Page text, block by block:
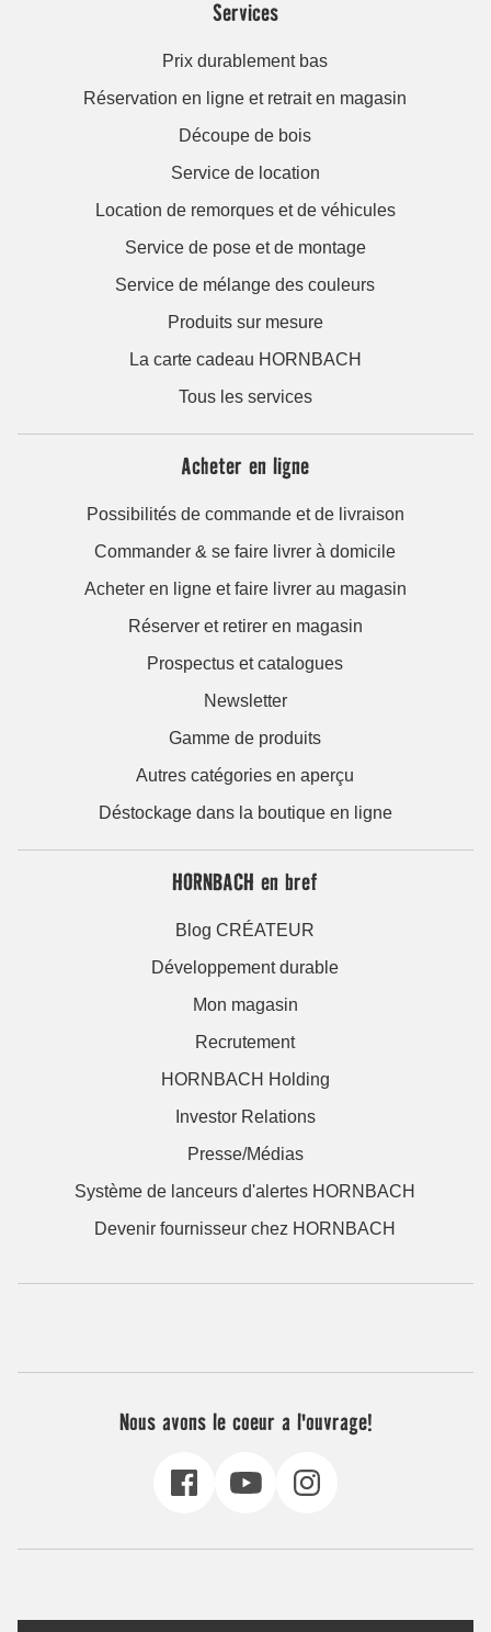
Services
Prix durablement bas
Réservation en ligne et retrait en magasin
Découpe de bois
Service de location
Location de remorques et de véhicules
Service de pose et de montage
Service de mélange des couleurs
Produits sur mesure
La carte cadeau HORNBACH
Tous les services
Acheter en ligne
Possibilités de commande et de livraison
Commander & se faire livrer à domicile
Acheter en ligne et faire livrer au magasin
Réserver et retirer en magasin
Prospectus et catalogues
Newsletter
Gamme de produits
Autres catégories en aperçu
Déstockage dans la boutique en ligne
HORNBACH en bref
Blog CRÉATEUR
Développement durable
Mon magasin
Recrutement
HORNBACH Holding
Investor Relations
Presse/Médias
Système de lanceurs d'alertes HORNBACH
Devenir fournisseur chez HORNBACH
Nous avons le coeur a l'ouvrage!